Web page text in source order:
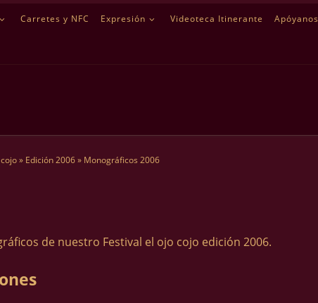
Carretes y NFC Expresión Videoteca Itinerante Apóyanos
» Edición 2006» Monográficos 2006
de nuestro Festival el ojo cojo edición 2006.